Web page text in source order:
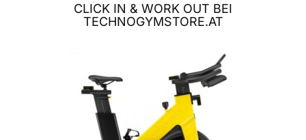
CLICK IN & WORK OUT BEI
TECHNOGYMSTORE.AT